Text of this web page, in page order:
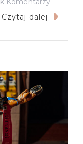
Czytaj dalej